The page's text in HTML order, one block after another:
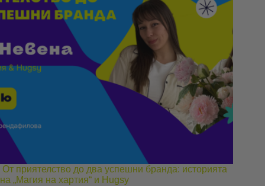
От приятелство до два успешни бранда: историята
на „Магия на хартия“ и Hugsy